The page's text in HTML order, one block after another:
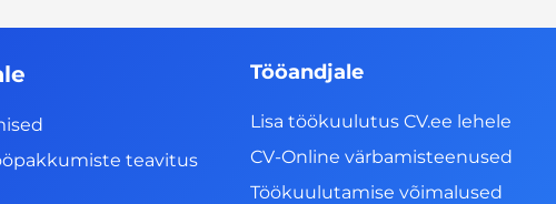
teavitus
Tööandjale
Lisa töökuulutus CV.ee lehele
CV-Online värbamisteenused
Töökuulutamise võimalused